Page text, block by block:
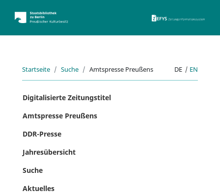
Startseite Suche Amtspresse Preußens DE | EN
Digitalisierte Zeitungstitel
Amtspresse Preußens
DDR-Presse
Jahresübersicht
Suche
Aktuelles